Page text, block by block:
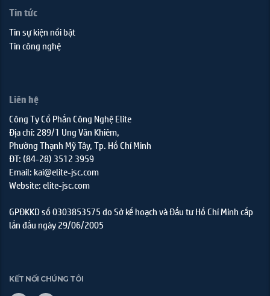
Tin tức
Tin sự kiện nổi bật
Tin công nghệ
Liên hệ
Công Ty Cổ Phần Công Nghệ Elite
Địa chỉ: 289/1 Ung Văn Khiêm,
Phường Thạnh Mỹ Tây, Tp. Hồ Chí Minh
ĐT: (84-28) 3512 3959
Email: kai@elite-jsc.com
Website: elite-jsc.com
GPĐKKD số 0303853575 do Sở kế hoạch và Đầu tư Hồ Chí Minh cấp
lần đầu ngày 29/06/2005
KẾT NỐI CHÚNG TÔI